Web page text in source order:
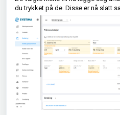
du trykket på de. Disse er nå slatt